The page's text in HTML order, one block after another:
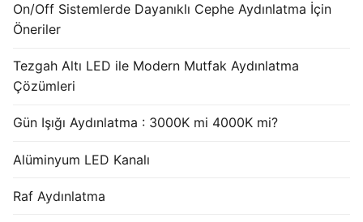
On/Off Sistemlerde Dayanıklı Cephe Aydınlatma İçin
Öneriler
Tezgah Altı LED ile Modern Mutfak Aydınlatma
Çözümleri
Gün Işığı Aydınlatma : 3000K mi 4000K mi?
Alüminyum LED Kanalı
Raf Aydınlatma